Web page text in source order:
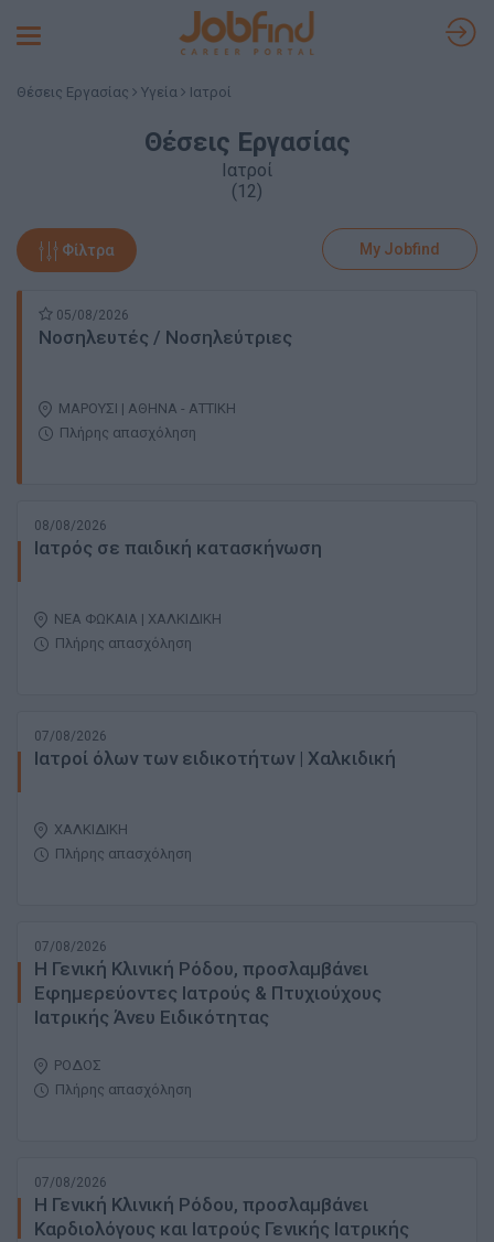
Toggle
Θέσεις Εργασίας Υγεία Ιατροί
Θέσεις Εργασίας
Ιατροί
(12)
Φίλτρα My Jobfind
05/08/2026
Νοσηλευτές / Νοσηλεύτριες
ΜΑΡΟΥΣΙ | ΑΘΗΝΑ - ΑΤΤΙΚΗ
Πλήρης απασχόληση
08/08/2026
Ιατρός σε παιδική κατασκήνωση
ΝΕΑ ΦΩΚΑΙΑ | ΧΑΛΚΙΔΙΚΗ
Πλήρης απασχόληση
07/08/2026
Ιατροί όλων των ειδικοτήτων | Χαλκιδική
ΧΑΛΚΙΔΙΚΗ
Πλήρης απασχόληση
07/08/2026
Η Γενική Κλινική Ρόδου, προσλαμβάνει
Εφημερεύοντες Ιατρούς & Πτυχιούχους
Ιατρικής Άνευ Ειδικότητας
ΡΟΔΟΣ
Πλήρης απασχόληση
07/08/2026
Η Γενική Κλινική Ρόδου, προσλαμβάνει
Καρδιολόγους και Ιατρούς Γενικής Ιατρικής